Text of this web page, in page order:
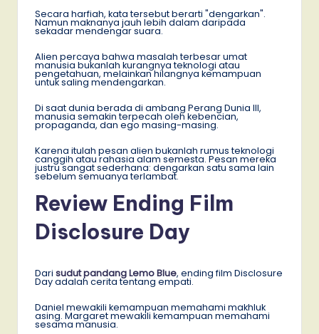
Secara harfiah, kata tersebut berarti "dengarkan".
Namun maknanya jauh lebih dalam daripada
sekadar mendengar suara.
Alien percaya bahwa masalah terbesar umat
manusia bukanlah kurangnya teknologi atau
pengetahuan, melainkan hilangnya kemampuan
untuk saling mendengarkan.
Di saat dunia berada di ambang Perang Dunia III,
manusia semakin terpecah oleh kebencian,
propaganda, dan ego masing-masing.
Karena itulah pesan alien bukanlah rumus teknologi
canggih atau rahasia alam semesta. Pesan mereka
justru sangat sederhana: dengarkan satu sama lain
sebelum semuanya terlambat.
Review Ending Film
Disclosure Day
Dari sudut pandang Lemo Blue, ending film Disclosure
Day adalah cerita tentang empati.
Daniel mewakili kemampuan memahami makhluk
asing. Margaret mewakili kemampuan memahami
sesama manusia.